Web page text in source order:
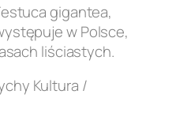
gigantea,
w Polsce,
liściastych.
Kultura /